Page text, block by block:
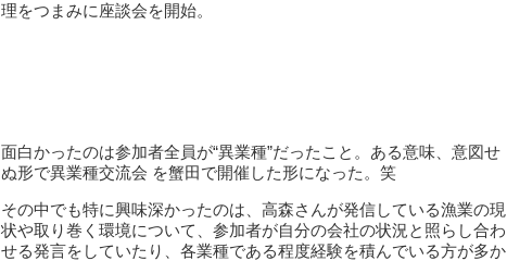
理をつまみに座談会を開始。
面白かったのは参加者全員が“異業種”だったこと。ある意味、意図せ
ぬ形で異業種交流会 を蟹田で開催した形になった。笑
その中でも特に興味深かったのは、高森さんが発信している漁業の現
状や取り巻く環境について、参加者が自分の会社の状況と照らし合わ
せる発言をしていたり、各業種である程度経験を積んでいる方が多か